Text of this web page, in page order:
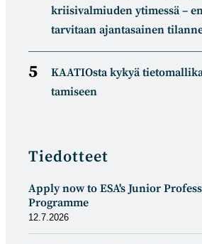
kriisivalmiuden ytimessä –
tarvitaan ajantasainen
KAATIOsta kykyä
tamiseen
Tiedotteet
Apply now to ESA's Junior
Programme
12.7.2026